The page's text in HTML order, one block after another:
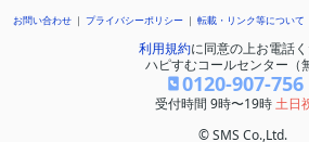
お問い合わせ プライバシーポリシー 転載・リンク等について
利用規約に同意の上お電話
ハピすむコールセンター（
0120-907-756
受付時間 9時〜19時土日
© SMS Co.,Ltd.